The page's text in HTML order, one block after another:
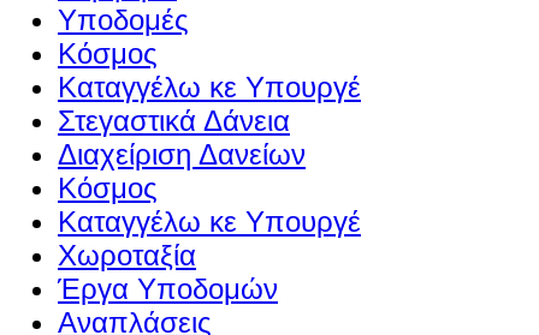
Υποδομές
Κόσμος
Καταγγέλω κε Υπουργέ
Στεγαστικά Δάνεια
Διαχείριση Δανείων
Κόσμος
Καταγγέλω κε Υπουργέ
Χωροταξία
Έργα Υποδομών
Αναπλάσεις